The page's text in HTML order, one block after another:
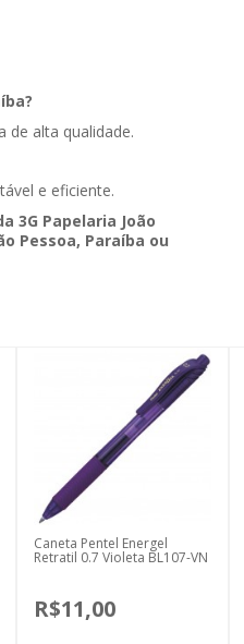
de alta qualidade.
e eficiente.
3G Papelaria João
Pessoa, Paraíba ou
Caneta Pentel Energel
Retratil 0.7 Violeta BL107-VN
R$11,00